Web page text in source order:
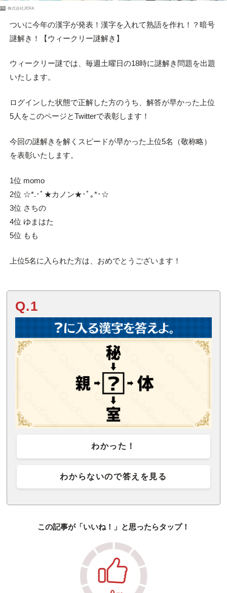
PR 株式会社JERA
ついに今年の漢字が発表！漢字を入れて熟語を作れ！？暗号
謎解き！【ウィークリー謎解き】
ウィークリー謎では、毎週土曜日の18時に謎解き問題を出題
いたします。
ログインした状態で正解した方のうち、解答が早かった上位
5人をこのページとTwitterで表彰します！
今回の謎解きを解くスピードが早かった上位5名（敬称略）
を表彰いたします。
1位 momo
2位 ☆*.･ﾟ★カノン★･ﾟ｡*･☆
3位 さちの
4位 ゆまはた
5位 もも
上位5名に入られた方は、おめでとうございます！
Q.1
わかった！
わからないので答えを見る
この記事が「いいね！」と思ったらタップ！